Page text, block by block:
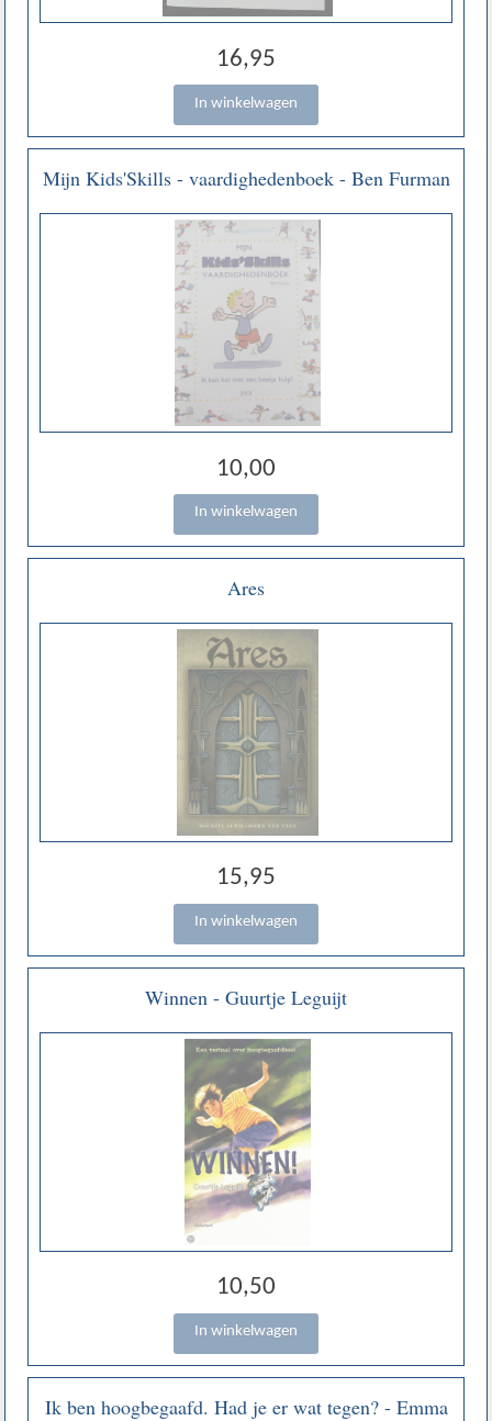
16,95
Mijn Kids'Skills - vaardighedenboek - Ben Furman
10,00
Ares
15,95
Winnen - Guurtje Leguijt
10,50
Ik ben hoogbegaafd. Had je er wat tegen? - Emma